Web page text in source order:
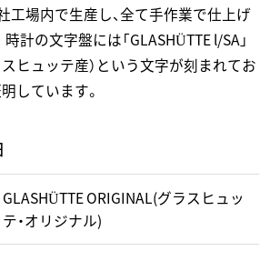
工場内で生産し、全て手作業で仕上げ
計の文字盤には「GLASHÜTTE l/SA」
スヒュッテ産）という文字が刻まれてお
しています。
GLASHÜTTE ORIGINAL(グラスヒュッ
テ・オリジナル)